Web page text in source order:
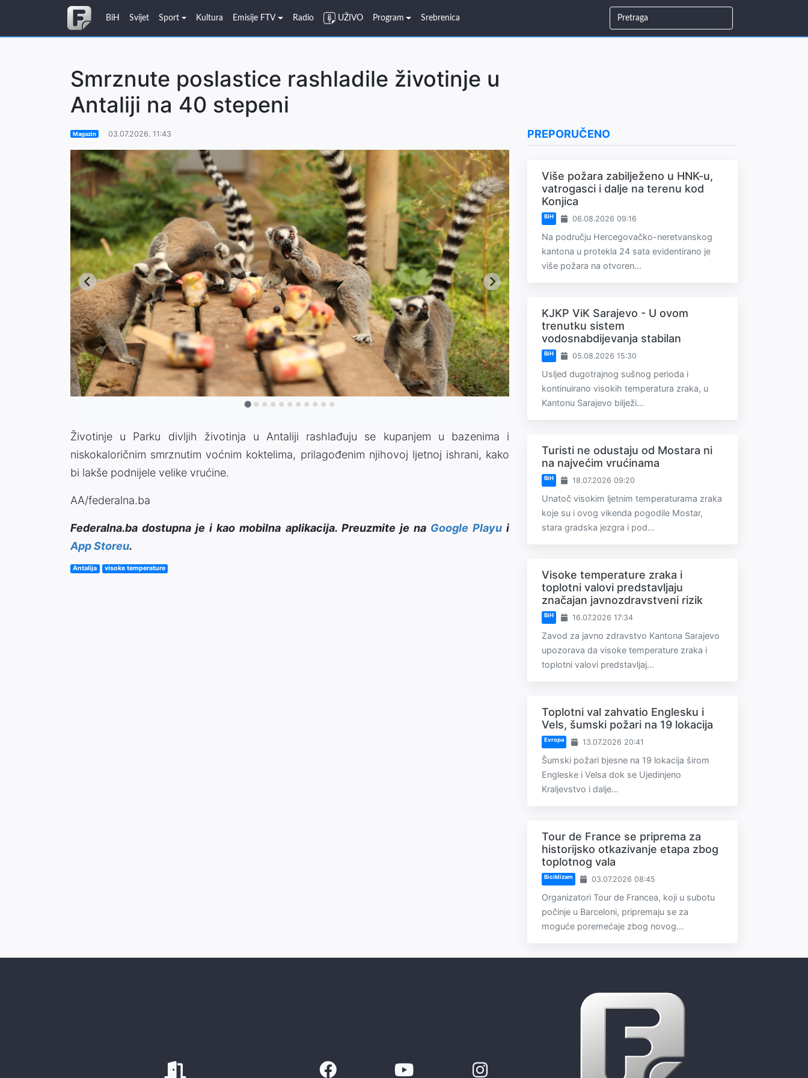
BiH Svijet Sport Kultura Emisije FTV Radio UŽIVO Program Srebrenica
Smrznute poslastice rashladile životinje u
Antaliji na 40 stepeni
Magazin 03.07.2026. 11:43
Životinje u Parku divljih životinja u Antaliji rashlađuju se kupanjem u bazenima i
niskokaloričnim smrznutim voćnim koktelima, prilagođenim njihovoj ljetnoj ishrani, kako
bi lakše podnijele velike vrućine.
AA/federalna.ba
Federalna.ba dostupna je i kao mobilna aplikacija. Preuzmite je na Google Playui
App Storeu.
Antalija visoke temperature
PREPORUČENO
Više požara zabilježeno u HNK-u,
vatrogasci i dalje na terenu kod
Konjica
BiH 06.08.2026 09:16
Na području Hercegovačko-neretvanskog
kantona u protekla 24 sata evidentirano je
više požara na otvoren...
KJKP ViK Sarajevo - U ovom
trenutku sistem
vodosnabdijevanja stabilan
BiH 05.08.2026 15:30
Usljed dugotrajnog sušnog perioda i
kontinuirano visokih temperatura zraka, u
Kantonu Sarajevo bilježi...
Turisti ne odustaju od Mostara ni
na najvećim vrućinama
BiH 18.07.2026 09:20
Unatoč visokim ljetnim temperaturama zraka
koje su i ovog vikenda pogodile Mostar,
stara gradska jezgra i pod...
Visoke temperature zraka i
toplotni valovi predstavljaju
značajan javnozdravstveni rizik
BiH 16.07.2026 17:34
Zavod za javno zdravstvo Kantona Sarajevo
upozorava da visoke temperature zraka i
toplotni valovi predstavljaj...
Toplotni val zahvatio Englesku i
Vels, šumski požari na 19 lokacija
Evropa 13.07.2026 20:41
Šumski požari bjesne na 19 lokacija širom
Engleske i Velsa dok se Ujedinjeno
Kraljevstvo i dalje...
Tour de France se priprema za
historijsko otkazivanje etapa zbog
toplotnog vala
Biciklizam 03.07.2026 08:45
Organizatori Tour de Francea, koji u subotu
počinje u Barceloni, pripremaju se za
moguće poremećaje zbog novog...